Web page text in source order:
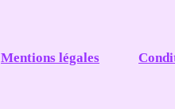
Mentions légales